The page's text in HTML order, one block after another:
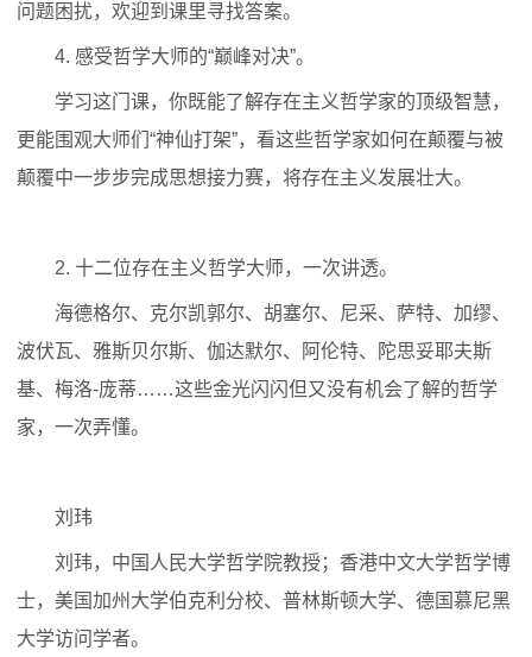
问题困扰，欢迎到课里寻找答案。
4. 感受哲学大师的“巅峰对决”。
学习这门课，你既能了解存在主义哲学家的顶级智慧，
更能围观大师们“神仙打架”，看这些哲学家如何在颠覆与被
颠覆中一步步完成思想接力赛，将存在主义发展壮大。
2. 十二位存在主义哲学大师，一次讲透。
海德格尔、克尔凯郭尔、胡塞尔、尼采、萨特、加缪、
波伏瓦、雅斯贝尔斯、伽达默尔、阿伦特、陀思妥耶夫斯
基、梅洛-庞蒂……这些金光闪闪但又没有机会了解的哲学
家，一次弄懂。
刘玮
刘玮，中国人民大学哲学院教授；香港中文大学哲学博
士，美国加州大学伯克利分校、普林斯顿大学、德国慕尼黑
大学访问学者。